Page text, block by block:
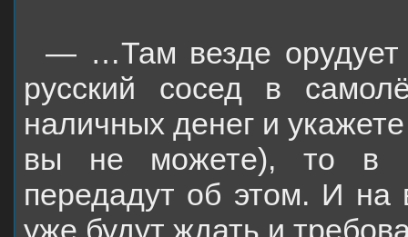
— …Там везде
русский сосед в
наличных денег и
вы не можете), то в
передадут об этом. И
уже будут ждать и